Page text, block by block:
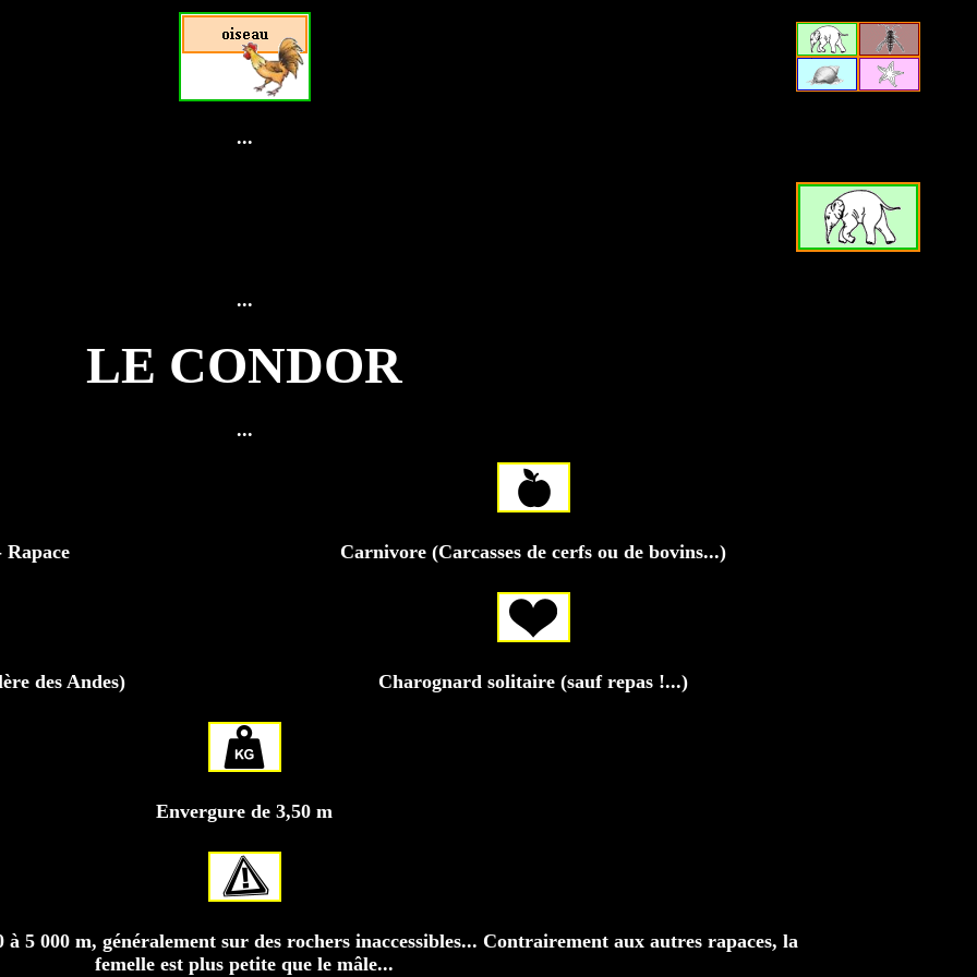
...
...
LE CONDOR
...
Rapace Carnivore (Carcasses de cerfs ou de bovins...)
des Andes) Charognard solitaire (sauf repas !...)
Envergure de 3,50 m
5 000 m, généralement sur des rochers inaccessibles... Contrairement aux autres rapaces, la
femelle est plus petite que le mâle...